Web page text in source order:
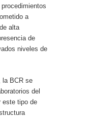
a
alta
de
niveles de
la BCR se
del
este tipo de